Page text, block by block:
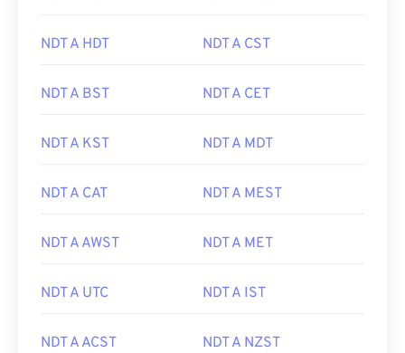
NDT A HDT NDT A CST
NDT A BST NDT A CET
NDT A KST NDT A MDT
NDT A CAT NDT A MEST
NDT A AWST NDT A MET
NDT A UTC NDT A IST
NDT A ACST NDT A NZST